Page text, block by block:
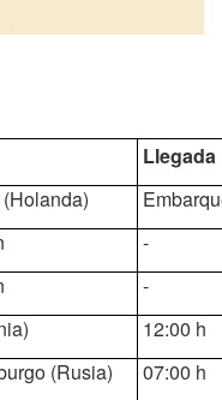
Llegada
-
-
12:00 h
(Rusia)
07:00 h